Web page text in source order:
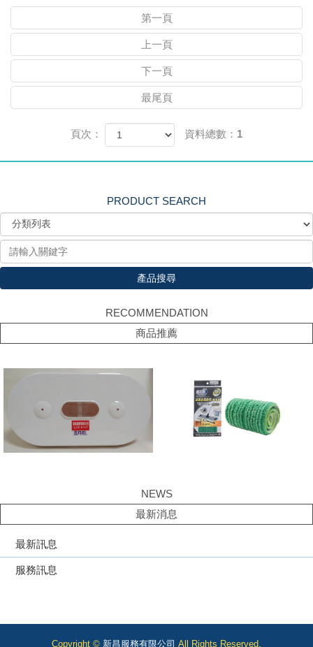
第一頁
上一頁
下一頁
最尾頁
頁次： 資料總數：1
PRODUCT SEARCH
產品搜尋
RECOMMENDATION
商品推薦
NEWS
最新消息
最新訊息
服務訊息
Copyright © 新昌服務有限公司 All Rights Reserved.